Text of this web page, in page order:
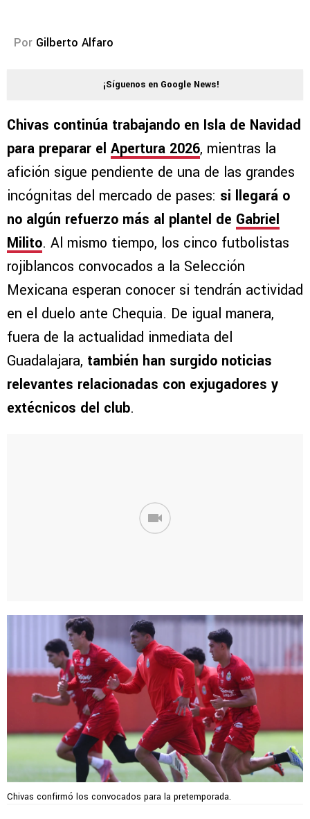
Por Gilberto Alfaro
¡Síguenos en Google News!
Chivas continúa trabajando en Isla de Navidad
para preparar el Apertura 2026, mientras la
afición sigue pendiente de una de las grandes
incógnitas del mercado de pases: si llegará o
no algún refuerzo más al plantel de Gabriel
Milito. Al mismo tiempo, los cinco futbolistas
rojiblancos convocados a la Selección
Mexicana esperan conocer si tendrán actividad
en el duelo ante Chequia. De igual manera,
fuera de la actualidad inmediata del
Guadalajara, también han surgido noticias
relevantes relacionadas con exjugadores y
extécnicos del club.
Chivas confirmó los convocados para la pretemporada.